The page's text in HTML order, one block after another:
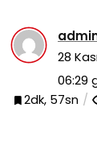
28
06:29
2dk, 57sn